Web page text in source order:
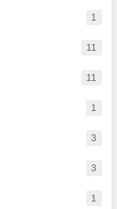
1
11
11
1
3
3
1